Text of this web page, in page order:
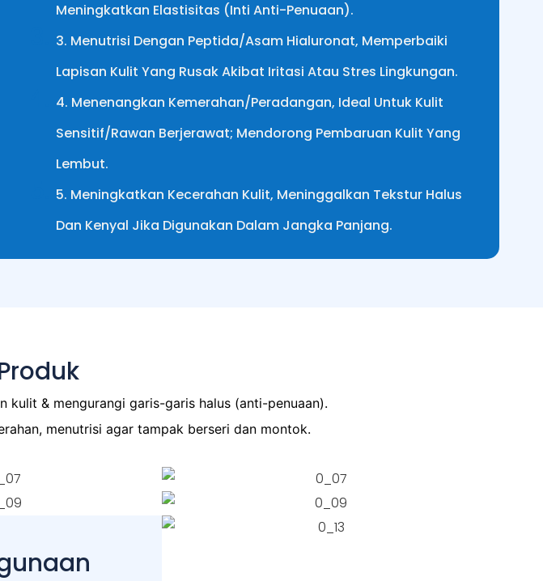
Meningkatkan Elastisitas (inti Anti-Penuaan).
3. Menutrisi Dengan Peptida/asam Hialuronat, Memperbaiki
Lapisan Kulit Yang Rusak Akibat Iritasi Atau Stres Lingkungan.
4. Menenangkan Kemerahan/peradangan, Ideal Untuk Kulit
Sensitif/rawan Berjerawat; Mendorong Pembaruan Kulit Yang
Lembut.
5. Meningkatkan Kecerahan Kulit, Meninggalkan Tekstur Halus
Dan Kenyal Jika Digunakan Dalam Jangka Panjang.
kulit & mengurangi garis-garis halus (anti-penuaan).
menutrisi agar tampak berseri dan montok.